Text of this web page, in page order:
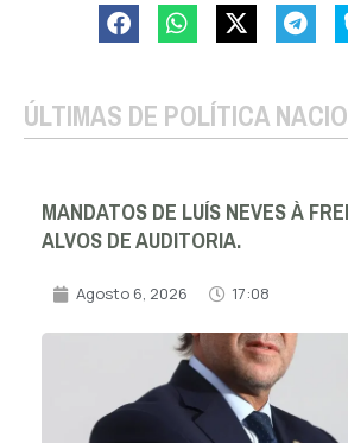
ÚLTIMAS DE POLÍTICA
MANDATOS DE LUÍS NEVES À
ALVOS DE AUDITORIA.
Agosto 6, 2026 17:08